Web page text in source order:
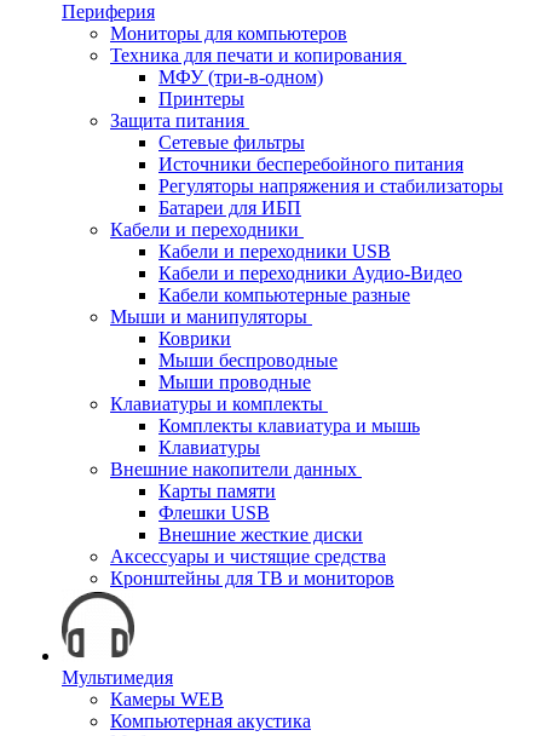
Периферия
Мониторы для компьютеров
Техника для печати и копирования
МФУ (три-в-одном)
Принтеры
Защита питания
Сетевые фильтры
Источники бесперебойного питания
Регуляторы напряжения и стабилизаторы
Батареи для ИБП
Кабели и переходники
Кабели и переходники USB
Кабели и переходники Аудио-Видео
Кабели компьютерные разные
Мыши и манипуляторы
Коврики
Мыши беспроводные
Мыши проводные
Клавиатуры и комплекты
Комплекты клавиатура и мышь
Клавиатуры
Внешние накопители данных
Карты памяти
Флешки USB
Внешние жесткие диски
Аксессуары и чистящие средства
Кронштейны для ТВ и мониторов
Мультимедия
Камеры WEB
Компьютерная акустика